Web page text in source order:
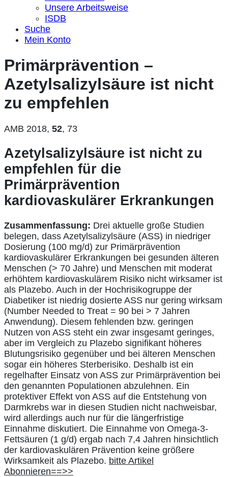
Unsere Arbeitsweise
ISDB
Suche
Mein Konto
Primärprävention –
Azetylsalizylsäure ist nicht
zu empfehlen
AMB 2018, 52, 73
Azetylsalizylsäure ist nicht zu
empfehlen für die
Primärprävention
kardiovaskulärer Erkrankungen
Zusammenfassung: Drei aktuelle große Studien
belegen, dass Azetylsalizylsäure (ASS) in niedriger
Dosierung (100 mg/d) zur Primärprävention
kardiovaskulärer Erkrankungen bei gesunden älteren
Menschen (> 70 Jahre) und Menschen mit moderat
erhöhtem kardiovaskulärem Risiko nicht wirksamer ist
als Plazebo. Auch in der Hochrisikogruppe der
Diabetiker ist niedrig dosierte ASS nur gering wirksam
(Number Needed to Treat = 90 bei > 7 Jahren
Anwendung). Diesem fehlenden bzw. geringen
Nutzen von ASS steht ein zwar insgesamt geringes,
aber im Vergleich zu Plazebo signifikant höheres
Blutungsrisiko gegenüber und bei älteren Menschen
sogar ein höheres Sterberisiko. Deshalb ist ein
regelhafter Einsatz von ASS zur Primärprävention bei
den genannten Populationen abzulehnen. Ein
protektiver Effekt von ASS auf die Entstehung von
Darmkrebs war in diesen Studien nicht nachweisbar,
wird allerdings auch nur für die längerfristige
Einnahme diskutiert. Die Einnahme von Omega-3-
Fettsäuren (1 g/d) ergab nach 7,4 Jahren hinsichtlich
der kardiovaskulären Prävention keine größere
Wirksamkeit als Plazebo. bitte Artikel
Abonnieren==>>